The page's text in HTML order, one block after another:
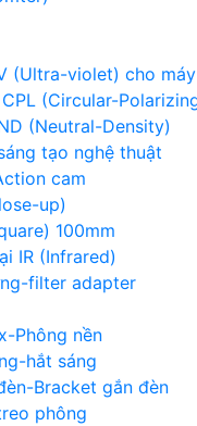
(Ultra-violet) cho
(Circular-
(Neutral-Density)
tạo nghệ thuật
cam
up)
100mm
IR (Infrared)
filter adapter
Phông nền
hắt sáng
Bracket gắn đèn
phông